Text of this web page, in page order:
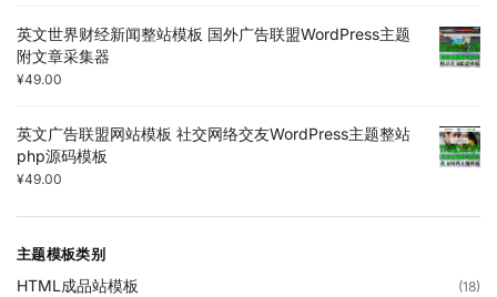
英文世界财经新闻整站模板 国外广告联盟WordPress主题
附文章采集器
¥49.00
英文广告联盟网站模板 社交网络交友WordPress主题整站
php源码模板
¥49.00
主题模板类别
HTML成品站模板 (18)